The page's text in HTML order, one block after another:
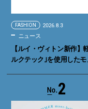
FASHION 2026.8.3
ニュース
【ルイ・ヴィトン新作
ルクテック｣を使用した
2